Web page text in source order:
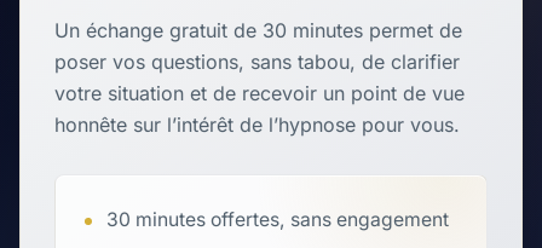
Un échange gratuit de 30 minutes permet de
poser vos questions, sans tabou, de clarifier
votre situation et de recevoir un point de vue
honnête sur l’intérêt de l’hypnose pour vous.
30 minutes offertes, sans engagement